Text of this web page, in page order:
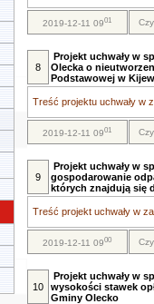
2019-12-11 0901
8
Projekt uchwały w
Olecka o
Podstawowej w
Treść projektu uchwały w
2019-12-11 0901
9
Projekt uchwały w
gospodarowanie
których znajdują się
Treść projekt uchwały w
2019-12-11 0900
10
Projekt uchwały w
wysokości stawek
Gminy Olecko